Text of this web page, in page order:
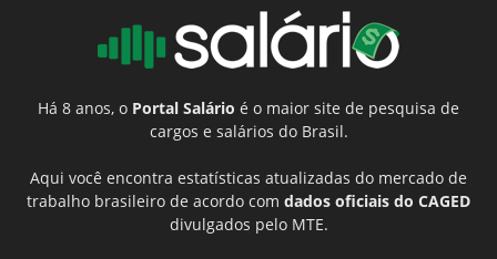
Há 8 anos, o Portal Salário é o maior site de pesquisa de
cargos e salários do Brasil.
Aqui você encontra estatísticas atualizadas do mercado de
trabalho brasileiro de acordo com dados oficiais do CAGED
divulgados pelo MTE.